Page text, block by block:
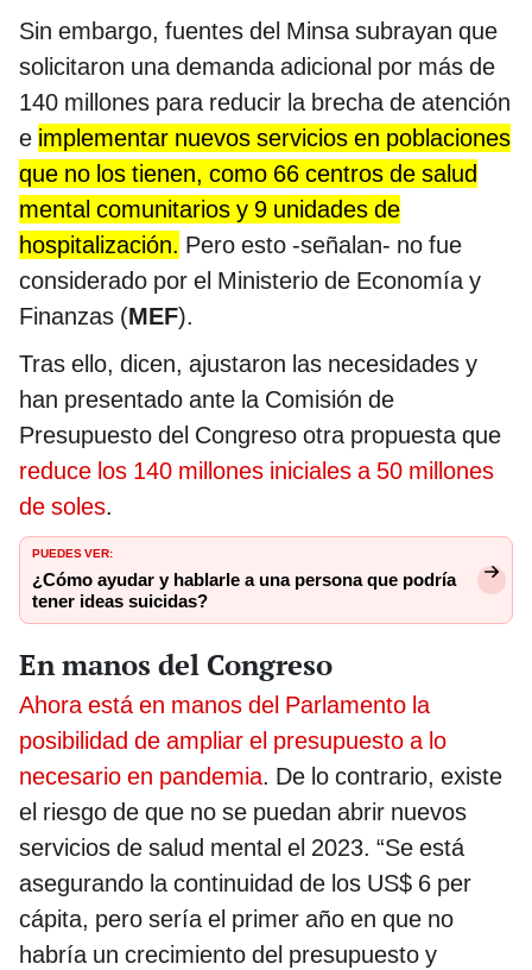
Sin embargo, fuentes del Minsa subrayan que
solicitaron una demanda adicional por más de
140 millones para reducir la brecha de atención
e implementar nuevos servicios en poblaciones
que no los tienen, como 66 centros de salud
mental comunitarios y 9 unidades de
hospitalización. Pero esto -señalan- no fue
considerado por el Ministerio de Economía y
Finanzas (MEF).
Tras ello, dicen, ajustaron las necesidades y
han presentado ante la Comisión de
Presupuesto del Congreso otra propuesta que
reduce los 140 millones iniciales a 50 millones
de soles.
PUEDES VER:
¿Cómo ayudar y hablarle a una persona que podría
tener ideas suicidas?
En manos del Congreso
Ahora está en manos del Parlamento la
posibilidad de ampliar el presupuesto a lo
necesario en pandemia. De lo contrario, existe
el riesgo de que no se puedan abrir nuevos
servicios de salud mental el 2023. “Se está
asegurando la continuidad de los US$ 6 per
cápita, pero sería el primer año en que no
habría un crecimiento del presupuesto y